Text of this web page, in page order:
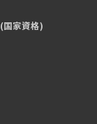
家資格)